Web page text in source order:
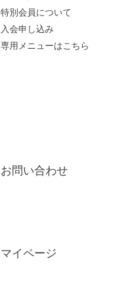
特別会員について
入会申し込み
専用メニューはこちら
お問い合わせ
マイページ